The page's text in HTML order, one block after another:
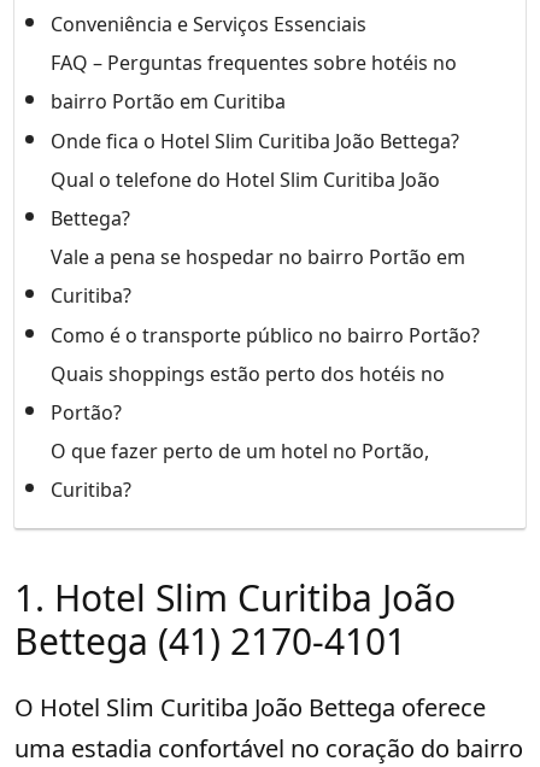
Conveniência e Serviços Essenciais
FAQ – Perguntas frequentes sobre hotéis no
bairro Portão em Curitiba
Onde fica o Hotel Slim Curitiba João Bettega?
Qual o telefone do Hotel Slim Curitiba João
Bettega?
Vale a pena se hospedar no bairro Portão em
Curitiba?
Como é o transporte público no bairro Portão?
Quais shoppings estão perto dos hotéis no
Portão?
O que fazer perto de um hotel no Portão,
Curitiba?
1. Hotel Slim Curitiba João
Bettega (41) 2170-4101
O Hotel Slim Curitiba João Bettega oferece
uma estadia confortável no coração do bairro